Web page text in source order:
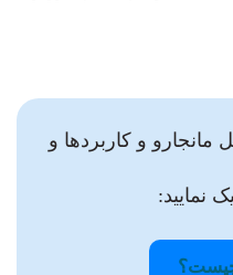
مانجارو و کاربردها و
نمایید: